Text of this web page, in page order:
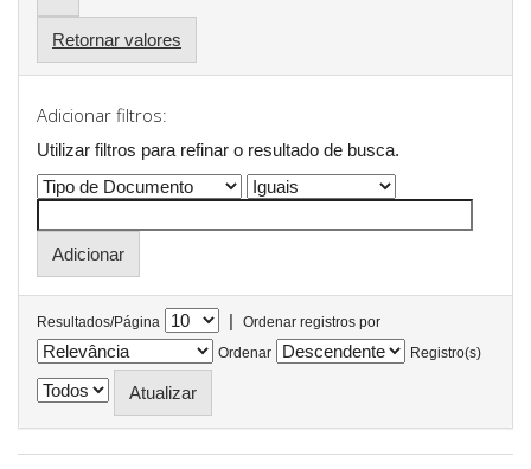
Retornar valores
Adicionar filtros:
Utilizar filtros para refinar o resultado de busca.
Resultados/Página |
Ordenar registros por
Ordenar
Registro(s)